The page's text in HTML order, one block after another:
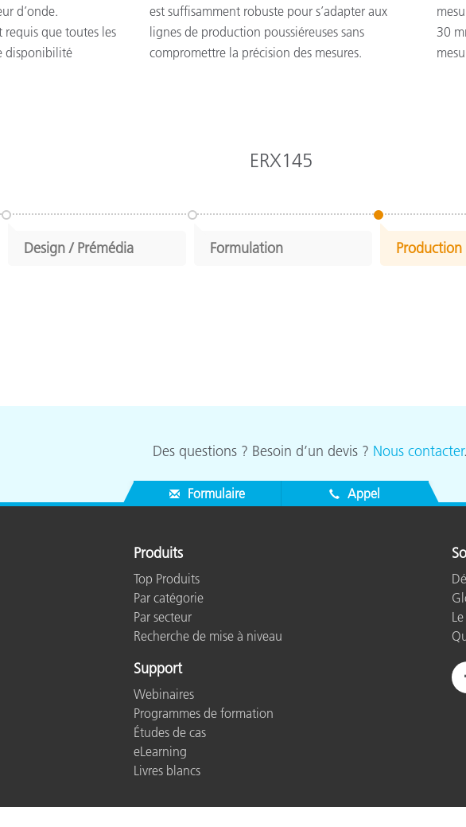
d’onde.
requis que toutes les
disponibilité
est suffisamment robuste pour s’adapter aux
lignes de production poussiéreuses sans
compromettre la précision des mesures.
30
ERX145
Design / Prémédia Formulation Production
Des questions ? Besoin d’un devis ? Nous contacter.
Formulaire Appel
Produits
Top Produits
Par catégorie
Par secteur
Recherche de mise à niveau
Support
Webinaires
Programmes de formation
Études de cas
eLearning
Livres blancs